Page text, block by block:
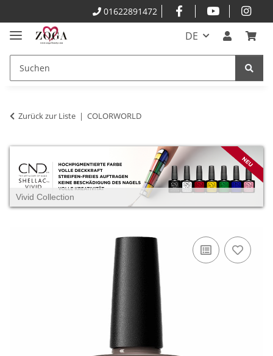
01622891472
DE
Zurück zur Liste COLORWORLD
Vivid Collection